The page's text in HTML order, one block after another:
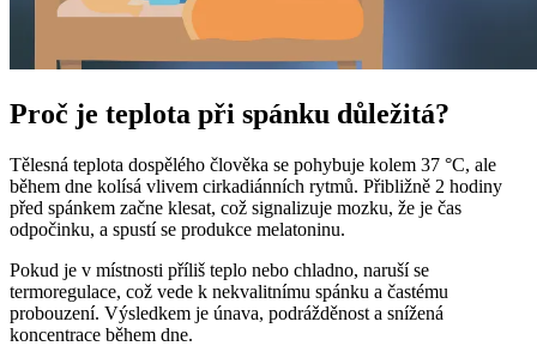
Proč je teplota při spánku důležitá?
Tělesná teplota dospělého člověka se pohybuje kolem 37 °C, ale
během dne kolísá vlivem cirkadiánních rytmů. Přibližně 2 hodiny
před spánkem začne klesat, což signalizuje mozku, že je čas
odpočinku, a spustí se produkce melatoninu.
Pokud je v místnosti příliš teplo nebo chladno, naruší se
termoregulace, což vede k nekvalitnímu spánku a častému
probouzení. Výsledkem je únava, podrážděnost a snížená
koncentrace během dne.